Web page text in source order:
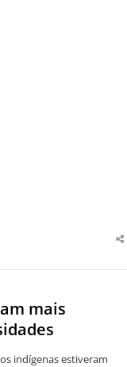
mais
indígenas estiveram